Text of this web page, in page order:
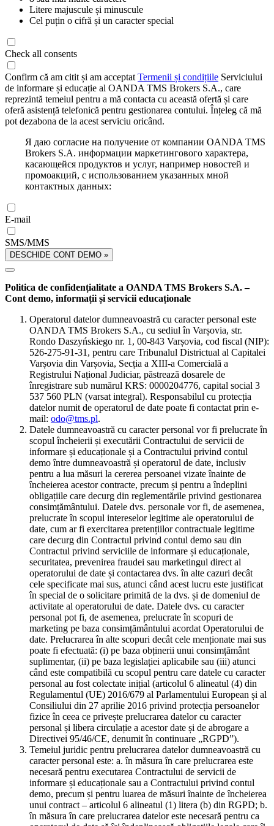
Litere majuscule și minuscule
Cel puțin o cifră și un caracter special
Check all consents
Confirm că am citit și am acceptat Termenii și condițiile Serviciului
de informare și educație al OANDA TMS Brokers S.A., care
reprezintă temeiul pentru a mă contacta cu această ofertă și care
oferă asistență telefonică pentru gestionarea contului. Înțeleg că mă
pot dezabona de la acest serviciu oricând.
Я даю согласие на получение от компании OANDA TMS
Brokers S.A. информации маркетингового характера,
касающейся продуктов и услуг, например новостей и
промоакций, с использованием указанных мной
контактных данных:
E-mail
SMS/MMS
DESCHIDE CONT DEMO »
Politica de confidențialitate a OANDA TMS Brokers S.A. –
Cont demo, informații și servicii educaționale
Operatorul datelor dumneavoastră cu caracter personal este
OANDA TMS Brokers S.A., cu sediul în Varșovia, str.
Rondo Daszyńskiego nr. 1, 00-843 Varșovia, cod fiscal (NIP):
526-275-91-31, pentru care Tribunalul Districtual al Capitalei
Varșovia din Varșovia, Secția a XIII-a Comercială a
Registrului Național Judiciar, păstrează dosarele de
înregistrare sub numărul KRS: 0000204776, capital social 3
537 560 PLN (varsat integral). Responsabilul cu protecția
datelor numit de operatorul de date poate fi contactat prin e-
mail: odo@tms.pl.
Datele dumneavoastră cu caracter personal vor fi prelucrate în
scopul încheierii și executării Contractului de servicii de
informare și educaționale și a Contractului privind contul
demo între dumneavoastră și operatorul de date, inclusiv
pentru a lua măsuri la cererea persoanei vizate înainte de
încheierea acestor contracte, precum și pentru a îndeplini
obligațiile care decurg din reglementările privind gestionarea
consimțământului. Datele dvs. personale vor fi, de asemenea,
prelucrate în scopul intereselor legitime ale operatorului de
date, cum ar fi exercitarea pretențiilor contractuale legitime
care decurg din Contractul privind contul demo sau din
Contractul privind serviciile de informare și educaționale,
securitatea, prevenirea fraudei sau marketingul direct al
operatorului de date și contactarea dvs. în alte cazuri decât
cele specificate mai sus, atunci când acest lucru este justificat
în special de o solicitare primită de la dvs. și de domeniul de
activitate al operatorului de date. Datele dvs. cu caracter
personal pot fi, de asemenea, prelucrate în scopuri de
marketing pe baza consimțământului acordat Operatorului de
date. Prelucrarea în alte scopuri decât cele menționate mai sus
poate fi efectuată: (i) pe baza obținerii unui consimțământ
suplimentar, (ii) pe baza legislației aplicabile sau (iii) atunci
când este compatibilă cu scopul pentru care datele cu caracter
personal au fost colectate inițial (articolul 6 alineatul (4) din
Regulamentul (UE) 2016/679 al Parlamentului European și al
Consiliului din 27 aprilie 2016 privind protecția persoanelor
fizice în ceea ce privește prelucrarea datelor cu caracter
personal și libera circulație a acestor date și de abrogare a
Directivei 95/46/CE, denumit în continuare „RGPD”).
Temeiul juridic pentru prelucrarea datelor dumneavoastră cu
caracter personal este: a. în măsura în care prelucrarea este
necesară pentru executarea Contractului de servicii de
informare și educaționale sau a Contractului privind contul
demo, precum și pentru luarea de măsuri înainte de încheierea
unui contract – articolul 6 alineatul (1) litera (b) din RGPD; b.
în măsura în care prelucrarea datelor este necesară pentru ca